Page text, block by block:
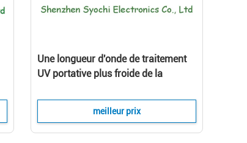
Une longueur d'onde de traitement
UV portative plus froide de la
pour Ricoh Gen5
meilleur prix